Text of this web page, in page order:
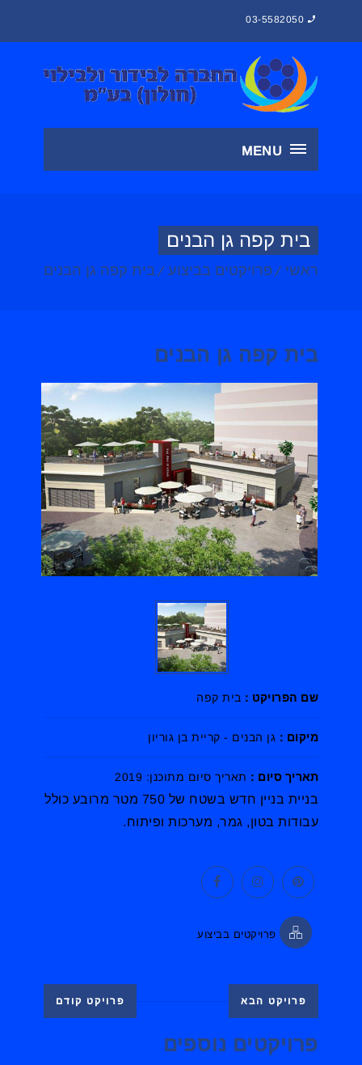
MENU
בית קפה גן הבנים
ראשי פרויקטים בביצוע בית קפה גן הבנים
בית קפה גן הבנים
שם הפרויקט : בית קפה
מיקום : גן הבנים - קריית בן גוריון
תאריך סיום : תאריך סיום מתוכנן: 2019
בניית בניין חדש בשטח של 750 מטר מרובע כולל
עבודות בטון, גמר, מערכות ופיתוח.
פרויקטים בביצוע
פרויקט קודם פרויקט הבא
פרויקטים נוספים